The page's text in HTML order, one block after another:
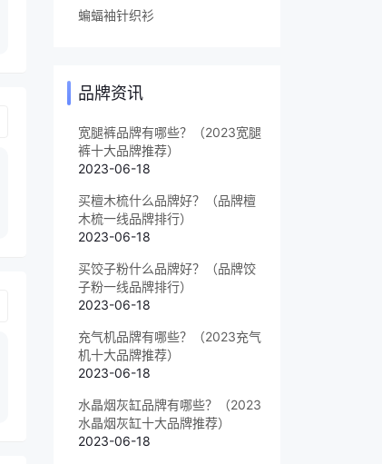
蝙蝠袖针织衫
品牌资讯
宽腿裤品牌有哪些？（2023宽腿
裤十大品牌推荐）
2023-06-18
买檀木梳什么品牌好？（品牌檀
木梳一线品牌排行）
2023-06-18
买饺子粉什么品牌好？（品牌饺
子粉一线品牌排行）
2023-06-18
充气机品牌有哪些？（2023充气
机十大品牌推荐）
2023-06-18
水晶烟灰缸品牌有哪些？（2023
水晶烟灰缸十大品牌推荐）
2023-06-18